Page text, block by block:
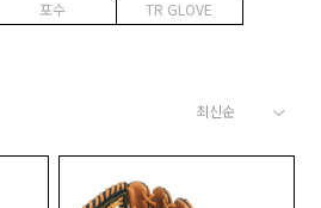
포수 TR GLOVE